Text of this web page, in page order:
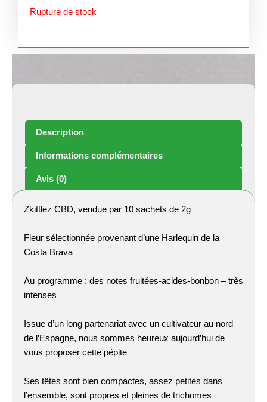
Rupture de stock
Description
Informations complémentaires
Avis (0)
Zkittlez CBD, vendue par 10 sachets de 2g
Fleur sélectionnée provenant d’une Harlequin de la
Costa Brava
Au programme : des notes fruitées-acides-bonbon – très
intenses
Issue d’un long partenariat avec un cultivateur au nord
de l’Espagne, nous sommes heureux aujourd’hui de
vous proposer cette pépite
Ses têtes sont bien compactes, assez petites dans
l’ensemble, sont propres et pleines de trichomes